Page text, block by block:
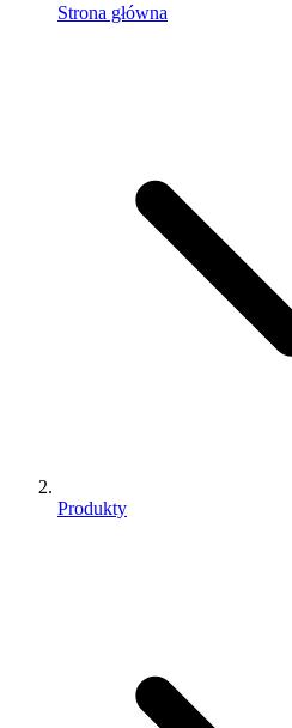
Strona główna
Produkty